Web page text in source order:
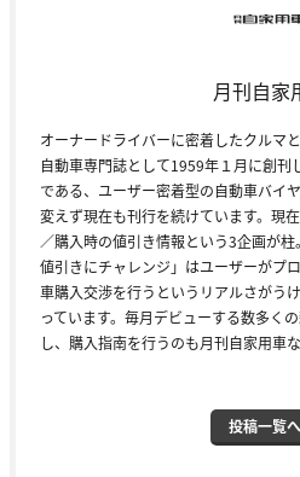
月刊自家
オーナードライバーに密着したクルマ
自動車専門誌として1959年１月に創刊
である、ユーザー密着型の自動車バイ
変えず現在も刊行を続けています。現
／購入時の値引き情報という3企画が
値引きにチャレンジ」はユーザーがプ
車購入交渉を行うというリアルさがう
っています。毎月デビューする数多く
し、購入指南を行うのも月刊自家用車な
投稿一覧へ